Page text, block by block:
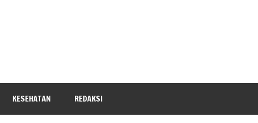
KESEHATAN REDAKSI